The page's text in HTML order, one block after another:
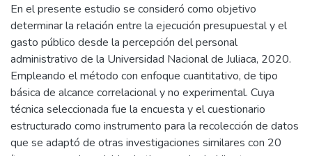
En el presente estudio se consideró como objetivo
determinar la relación entre la ejecución presupuestal y el
gasto público desde la percepción del personal
administrativo de la Universidad Nacional de Juliaca, 2020.
Empleando el método con enfoque cuantitativo, de tipo
básica de alcance correlacional y no experimental. Cuya
técnica seleccionada fue la encuesta y el cuestionario
estructurado como instrumento para la recolección de datos
que se adaptó de otras investigaciones similares con 20